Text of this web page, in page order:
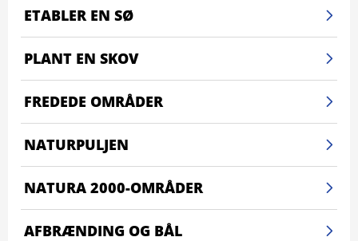
ETABLER EN SØ
PLANT EN SKOV
FREDEDE OMRÅDER
NATURPULJEN
NATURA 2000-OMRÅDER
AFBRÆNDING OG BÅL